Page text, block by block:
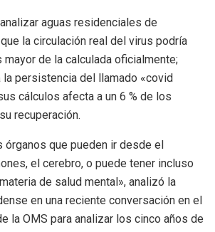
aguas residenciales de
la circulación real del virus podría
de la calculada oficialmente;
persistencia del llamado «covid
cálculos afecta a un 6 % de los
recuperación.
que pueden ir desde el
el cerebro, o puede tener incluso
de salud mental», analizó la
en una reciente conversación en el
la OMS para analizar los cinco años de